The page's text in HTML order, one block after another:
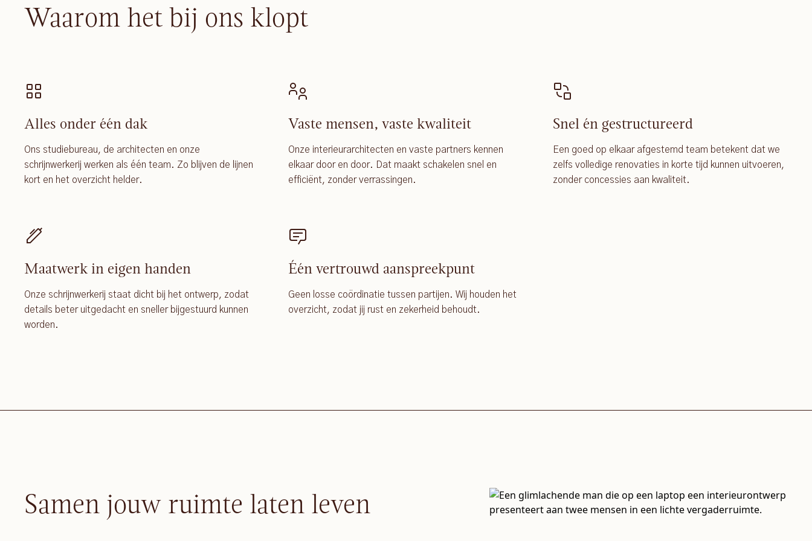
Waarom het bij ons klopt
Alles onder één dak
Ons studiebureau, de architecten en onze
schrijnwerkerij werken als één team. Zo blijven de lijnen
kort en het overzicht helder.
Vaste mensen, vaste kwaliteit
Onze interieurarchitecten en vaste partners kennen
elkaar door en door. Dat maakt schakelen snel en
efficiënt, zonder verrassingen.
Snel én gestructureerd
Een goed op elkaar afgestemd team betekent dat we
zelfs volledige renovaties in korte tijd kunnen uitvoeren,
zonder concessies aan kwaliteit.
Maatwerk in eigen handen
Onze schrijnwerkerij staat dicht bij het ontwerp, zodat
details beter uitgedacht en sneller bijgestuurd kunnen
worden.
Één vertrouwd aanspreekpunt
Geen losse coördinatie tussen partijen. Wij houden het
overzicht, zodat jij rust en zekerheid behoudt.
Samen jouw ruimte laten leven